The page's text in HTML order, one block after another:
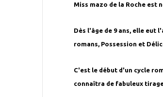
Miss mazo de la Roche est
Dès l'âge de 9 ans, elle eut
romans, Possession et
C'est le début d'un cycle
connaîtra de fabuleux